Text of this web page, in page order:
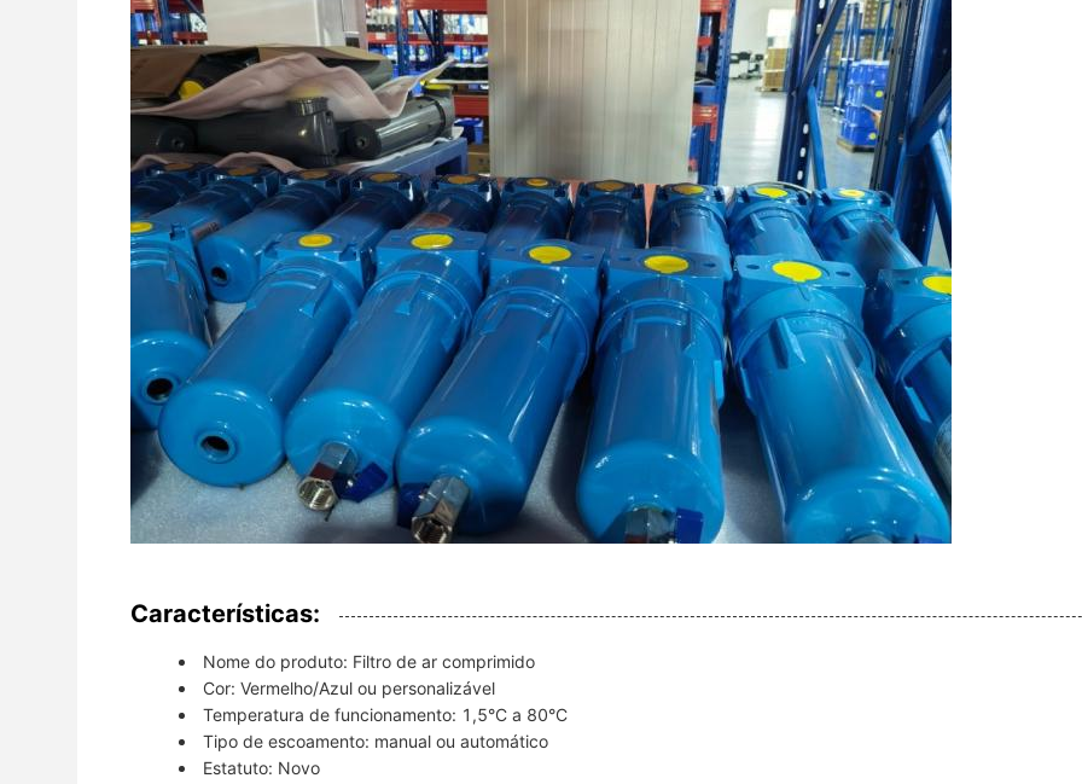
Características:
Nome do produto: Filtro de ar comprimido
Cor: Vermelho/Azul ou personalizável
Temperatura de funcionamento: 1,5°C a 80°C
Tipo de escoamento: manual ou automático
Estatuto: Novo